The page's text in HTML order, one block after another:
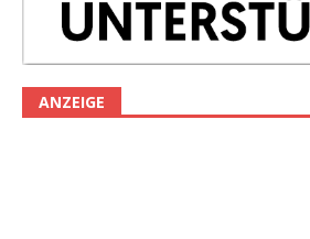
ANZEIGE